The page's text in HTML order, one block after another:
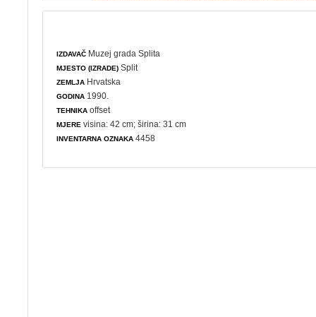
IZDAVAČ Muzej grada Splita
MJESTO (IZRADE) Split
ZEMLJA Hrvatska
GODINA 1990.
TEHNIKA offset
MJERE visina: 42 cm; širina: 31 cm
INVENTARNA OZNAKA 4458